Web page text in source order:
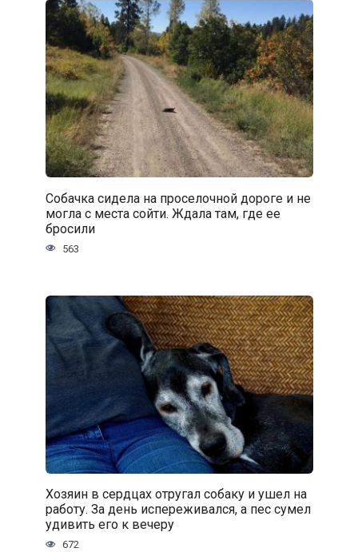
Собачка сидела на проселочной дороге и не
могла с места сойти. Ждала там, где ее
бросили
563
Хозяин в сердцах отругал собаку и ушел на
работу. За день испереживался, а пес сумел
удивить его к вечеру
672